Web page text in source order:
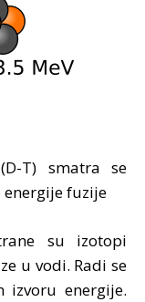
T) smatra se
fuzije
su izotopi
u vodi. Radi se
izvoru energije.